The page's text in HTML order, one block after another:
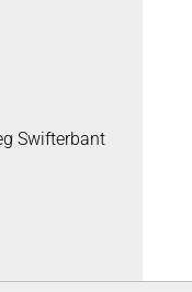
Swifterbant